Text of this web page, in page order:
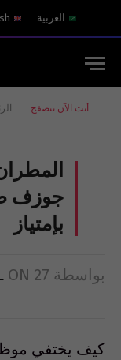
العربية
أنت الآن تتصفح:
جوزف
بإمتياز
بواسطة ON 27 يوليو 2009